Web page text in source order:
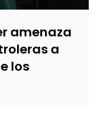
amenaza
a
los